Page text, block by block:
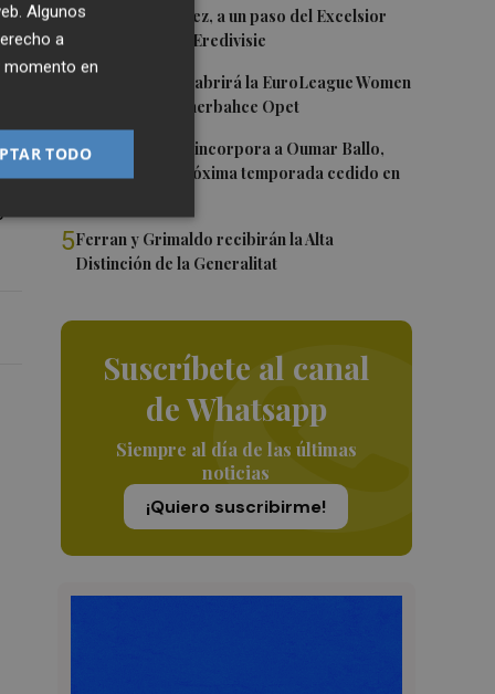
2Mario Domínguez, a un paso del Excelsior
Róterdam de la Eredivisie
Valencia Basket abrirá la EuroLeague Women
en casa ante Fenerbahce Opet
4Valencia Basket incorpora a Oumar Ballo,
que jugará la próxima temporada cedido en
5Ferran y Grimaldo recibirán la Alta
Distinción de la Generalitat
Suscríbete al canal
de Whatsapp
Siempre al día de las últimas
noticias
¡Quiero suscribirme!
Algunos
a
momento en
TODO